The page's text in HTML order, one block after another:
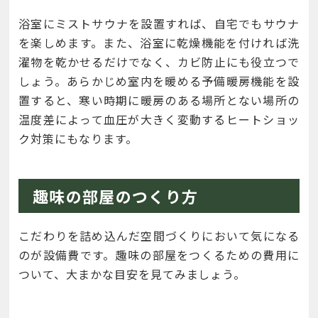
浴室にミストサウナを設置すれば、自宅でもサウナ
を楽しめます。また、浴室に乾燥機能を付ければ洗
濯物を乾かせるだけでなく、カビ防止にも役立つで
しょう。あらかじめ室内を暖める予備暖房機能を設
置すると、寒い時期に暖房のある場所とない場所の
温度差によって血圧が大きく変動するヒートショッ
ク対策にもなります。
趣味の部屋のつくり方
こだわりを詰め込んだ空間づくりにおいて気になる
のが設備費です。趣味の部屋をつくるための費用に
ついて、大まかな目安を見てみましょう。